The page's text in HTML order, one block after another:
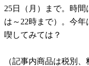
25日（月）まで。時間
は～22時まで）。今
喫してみては？
（記事内商品は税別